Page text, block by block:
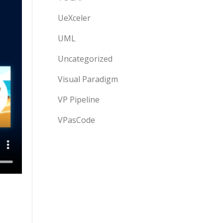
UeXceler
UML
Uncategorized
Visual Paradigm
VP Pipeline
VPasCode